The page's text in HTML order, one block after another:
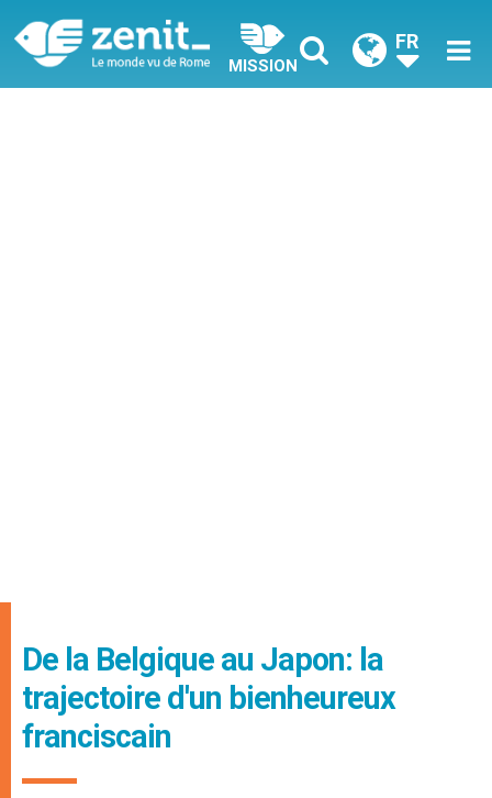
MISSION
FR
De la Belgique au Japon: la
trajectoire d'un bienheureux
franciscain